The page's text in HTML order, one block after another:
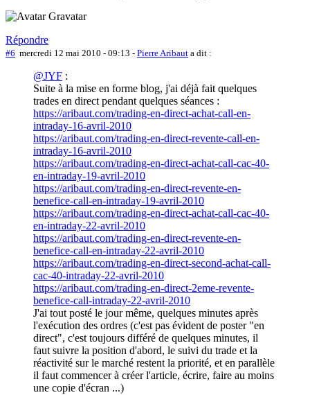
Répondre
#6 mercredi 12 mai 2010 - 09:13 - Pierre Aribaut a dit :
@JYF :
Suite à la mise en forme blog, j'ai déjà fait quelques
trades en direct pendant quelques séances :
https://aribaut.com/trading-en-direct-achat-call-en-
intraday-16-avril-2010
https://aribaut.com/trading-en-direct-revente-call-en-
intraday-16-avril-2010
https://aribaut.com/trading-en-direct-achat-call-cac-40-
en-intraday-19-avril-2010
https://aribaut.com/trading-en-direct-revente-en-
benefice-call-en-intraday-19-avril-2010
https://aribaut.com/trading-en-direct-achat-call-cac-40-
en-intraday-22-avril-2010
https://aribaut.com/trading-en-direct-revente-en-
benefice-call-en-intraday-22-avril-2010
https://aribaut.com/trading-en-direct-second-achat-call-
cac-40-intraday-22-avril-2010
https://aribaut.com/trading-en-direct-2eme-revente-
benefice-call-intraday-22-avril-2010
J'ai tout posté le jour même, quelques minutes après
l'exécution des ordres (c'est pas évident de poster "en
direct", c'est toujours différé de quelques minutes, il
faut suivre la position d'abord, le suivi du trade et la
réactivité sur le marché restent la priorité, et en parallèle
il faut commencer à créer l'article, écrire, faire au moins
une copie d'écran ...)